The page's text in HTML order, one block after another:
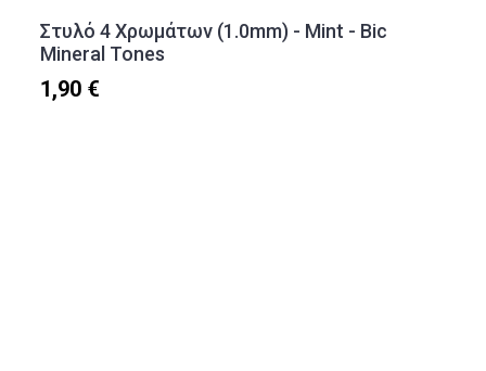
Στυλό 4 Χρωμάτων (1.0mm) - Mint - Bic
Mineral Tones
1,90 €